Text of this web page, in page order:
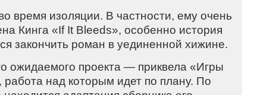
время изоляции. В частности, ему очень
Кинга «If It Bleeds», особенно история
закончить роман в уединенной хижине.
ожидаемого проекта — приквела «Игры
над которым идет по плану. По